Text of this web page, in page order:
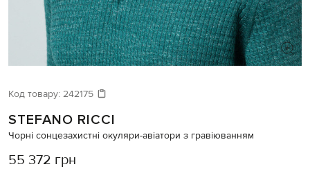
Давайте підберемо щось ще
Схожі товари
Код товару: 242175
STEFANO RICCI
Чорні сонцезахистні окуляри-авіатори з гравіюванням
55 372 грн